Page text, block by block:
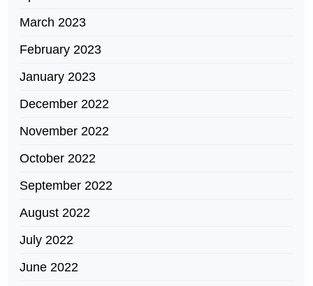
March 2023
February 2023
January 2023
December 2022
November 2022
October 2022
September 2022
August 2022
July 2022
June 2022